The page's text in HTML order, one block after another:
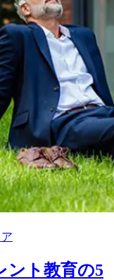
ント教育の5